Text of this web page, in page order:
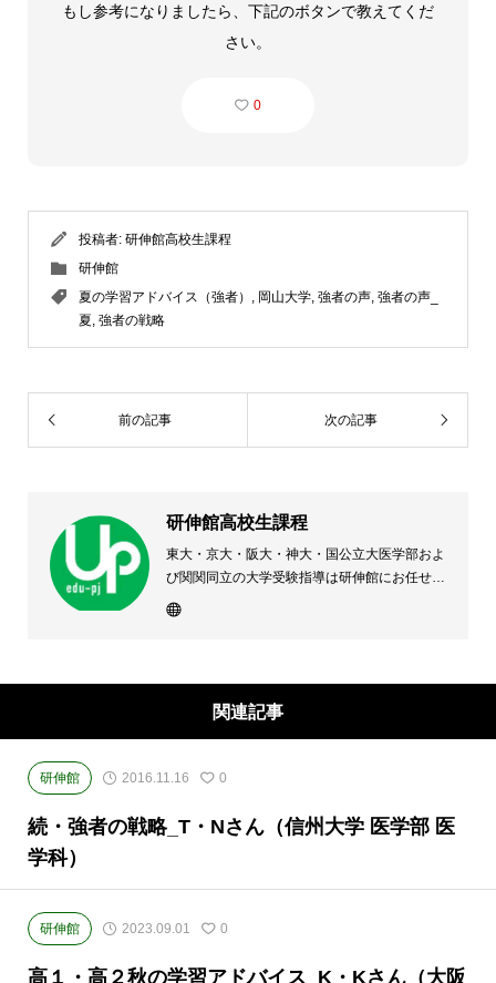
もし参考になりましたら、下記のボタンで教えてくだ
さい。
0
投稿者: 研伸館高校生課程
研伸館
夏の学習アドバイス（強者）
岡山大学 強者の声 強者の声_
夏 強者の戦略
前の記事 次の記事
研伸館高校生課程
東大・京大・阪大・神大・国公立大医学部およ
び関関同立の大学受験指導は研伸館にお任せく
ださい。 大阪(上本町・天王寺・豊中)・兵庫
関連記事
研伸館 2016.11.16 0
続・強者の戦略_T・Nさん（信州大学 医学部 医
学科）
研伸館 2023.09.01 0
高１・高２秋の学習アドバイス_K・Kさん（大阪